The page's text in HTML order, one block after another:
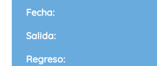
Fecha:
Salida:
Regreso: